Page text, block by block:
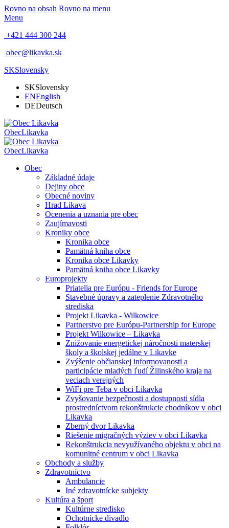
Rovno na obsah Rovno na menu
Menu
+421 444 300 244
obec@likavka.sk
SKSlovensky
SKSlovensky
ENEnglish
DEDeutsch
ObecLikavka
ObecLikavka
Obec
Základné údaje
Dejiny obce
Obecné noviny
Hrad Likava
Ocenenia a uznania pre obec
Zaujímavosti
Kroniky obce
Kronika obce
Pamätná kniha obce
Kronika obce Likavky
Pamätná kniha obce Likavky
Europrojekty
Priatelia pre Európu - Friends for Europe
Stavebné úpravy a zateplenie Zdravotného
strediska
Projekt Likavka - Wilkowice
Partnerstvo pre Európu-Partnership for Europe
Projekt Wilkowice – Likavka
Znižovanie energetickej náročnosti materskej
školy a školskej jedálne v Likavke
Zvýšenie občianskej informovanosti a
participácie mladých ľudí Žilinského kraja na
veciach verejných
WiFi pre Teba v obci Likavka
Zvyšovanie bezpečnosti a dostupnosti sídla
prostredníctvom rekonštrukcie chodníkov v obci
Likavka
Zberný dvor Likavka
Riešenie migračných výziev v obci Likavka
Rekonštrukcia nevyužívaného objektu v obci na
komunitné centrum v obci Likavka
Obchody a služby
Zdravotníctvo
Ambulancie
Iné zdravotnícke subjekty
Kultúra a šport
Kultúrne stredisko
Ochotnícke divadlo